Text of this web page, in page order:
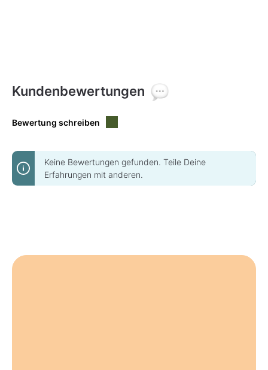
Kundenbewertungen
Bewertung schreiben
Keine Bewertungen gefunden. Teile Deine
Erfahrungen mit anderen.